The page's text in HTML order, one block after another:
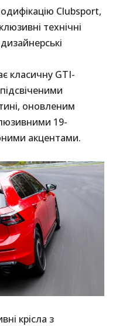
Clubsport,
технічні
класичну GTI-
оновленим
19-
акцентами.
крісла з